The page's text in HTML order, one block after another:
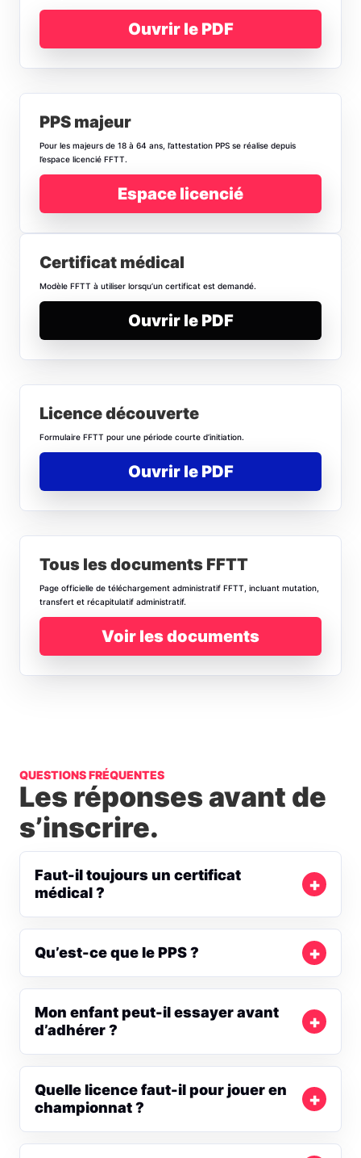
Ouvrir le PDF
PPS majeur
Pour les majeurs de 18 à 64 ans, l’attestation PPS se réalise depuis
l’espace licencié FFTT.
Espace licencié
Certificat médical
Modèle FFTT à utiliser lorsqu’un certificat est demandé.
Ouvrir le PDF
Licence découverte
Formulaire FFTT pour une période courte d’initiation.
Ouvrir le PDF
Tous les documents FFTT
Page officielle de téléchargement administratif FFTT, incluant mutation,
transfert et récapitulatif administratif.
Voir les documents
QUESTIONS FRÉQUENTES
Les réponses avant de
s’inscrire.
Faut-il toujours un certificat
médical ?
Qu’est-ce que le PPS ?
Mon enfant peut-il essayer avant
d’adhérer ?
Quelle licence faut-il pour jouer en
championnat ?